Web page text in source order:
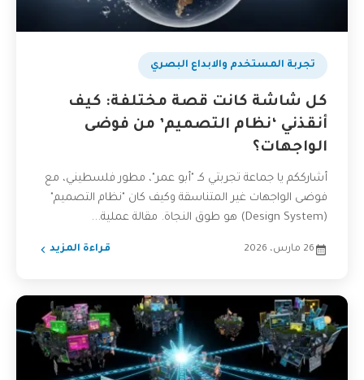
تجربة المستخدم والابداع البصري
كل شاشة كانت قصة مختلفة: كيف
أنقذني ‘نظام التصميم’ من فوضى
الواجهات؟
أشارككم يا جماعة تجربتي كـ "أبو عمر"، مطور فلسطيني، مع
فوضى الواجهات غير المتناسقة وكيف كان "نظام التصميم"
(Design System) هو طوق النجاة. مقالة عملية...
26 مارس، 2026 قراءة المزيد